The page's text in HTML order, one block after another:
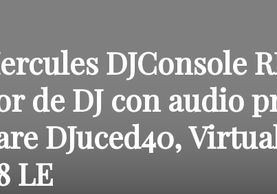
DJConsole
de DJ con audio
DJuced40,
LE